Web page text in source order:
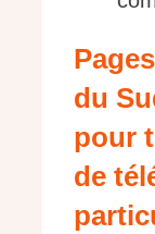
du
pour
de